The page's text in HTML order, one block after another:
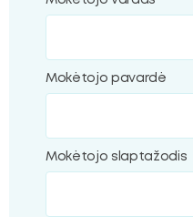
Mokėtojo pavardė
Mokėtojo slaptažodis